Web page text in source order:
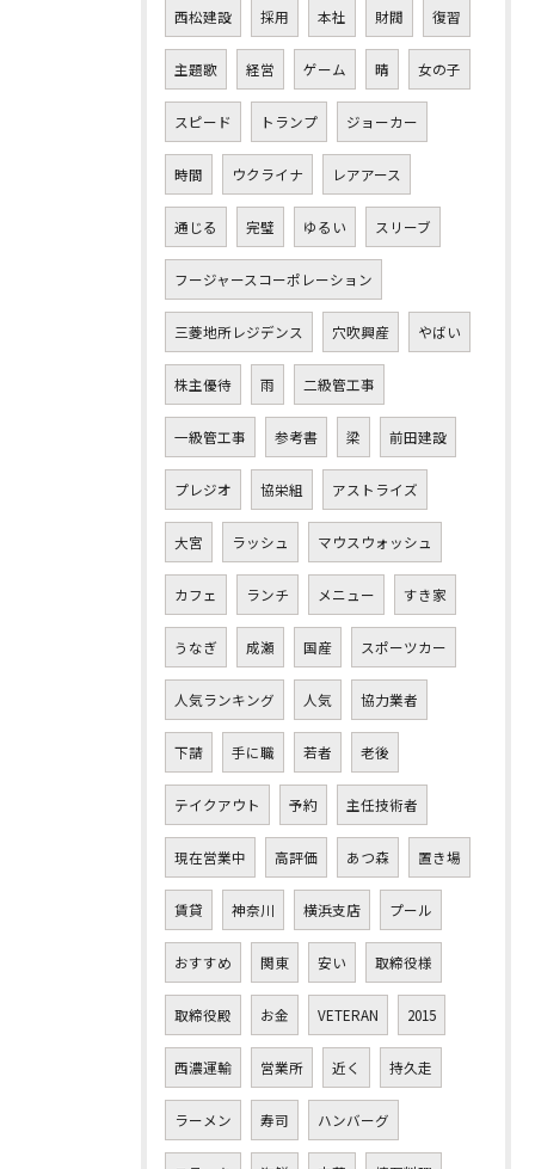
西松建設 採用 本社 財閥 復習
主題歌 経営 ゲーム 晴 女の子
スピード トランプ ジョーカー
時間 ウクライナ レアアース
通じる 完璧 ゆるい スリーブ
フージャースコーポレーション
三菱地所レジデンス 穴吹興産 やばい
株主優待 雨 二級管工事
一級管工事 参考書 梁 前田建設
プレジオ 協栄組 アストライズ
大宮 ラッシュ マウスウォッシュ
カフェ ランチ メニュー すき家
うなぎ 成瀬 国産 スポーツカー
人気ランキング 人気 協力業者
下請 手に職 若者 老後
テイクアウト 予約 主任技術者
現在営業中 高評価 あつ森 置き場
賃貸 神奈川 横浜支店 プール
おすすめ 関東 安い 取締役様
取締役殿 お金 VETERAN 2015
西濃運輸 営業所 近く 持久走
ラーメン 寿司 ハンバーグ